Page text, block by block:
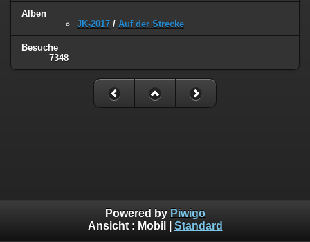
Alben
JK-2017 / Auf der Strecke
Besuche
7348
Powered by Piwigo
Ansicht : Mobil Standard